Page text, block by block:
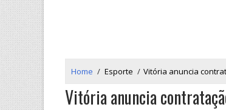
Home / Esporte / Vitória anuncia
Vitória anuncia